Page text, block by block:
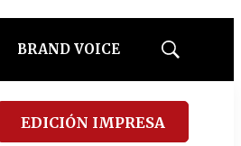
BRAND VOICE
Mostrar
EDICIÓN IMPRESA